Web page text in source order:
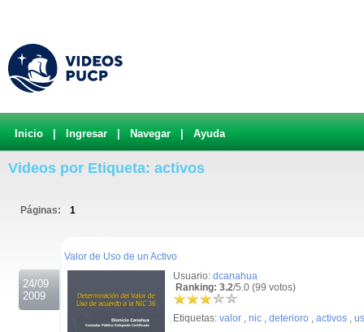
Inicio Ingresar Navegar Ayuda
Videos por Etiqueta: activos
Páginas: 1
24/09
2009
Valor de Uso de un Activo
Usuario: dcanahua
Ranking: 3.2/5.0 (99 votos)
Etiquetas: valor , nic , deterioro , activos ,